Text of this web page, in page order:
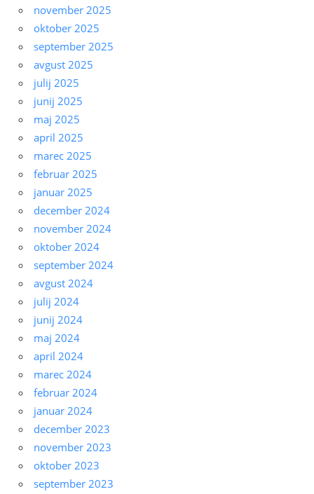
november 2025
oktober 2025
september 2025
avgust 2025
julij 2025
junij 2025
maj 2025
april 2025
marec 2025
februar 2025
januar 2025
december 2024
november 2024
oktober 2024
september 2024
avgust 2024
julij 2024
junij 2024
maj 2024
april 2024
marec 2024
februar 2024
januar 2024
december 2023
november 2023
oktober 2023
september 2023